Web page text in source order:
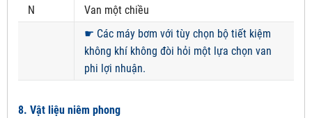
N
Van một chiều
☛ Các máy bơm với tùy chọn bộ tiết kiệm
không khí không đòi hỏi một lựa chọn van
phi lợi nhuận.
8. Vật liệu niêm phong